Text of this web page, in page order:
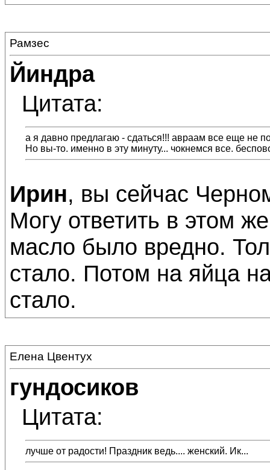
Рамзес
Йиндра
Цитата:
а я давно предлагаю - сдаться!!! авраам все еще не
Но вы-то. именно в эту минуту... чокнемся все.
Ирин, вы сейчас
Могу ответить в этом
масло было вредно.
стало. Потом на яйца
стало.
Елена Цвентух
гундосиков
Цитата:
лучше от радости! Праздник ведь.... женский. Ик...